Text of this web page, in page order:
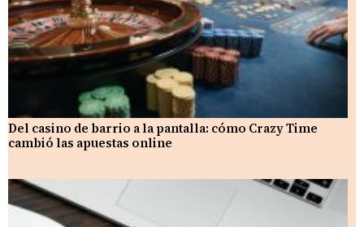
Del casino de barrio a la pantalla: cómo Crazy Time
cambió las apuestas online